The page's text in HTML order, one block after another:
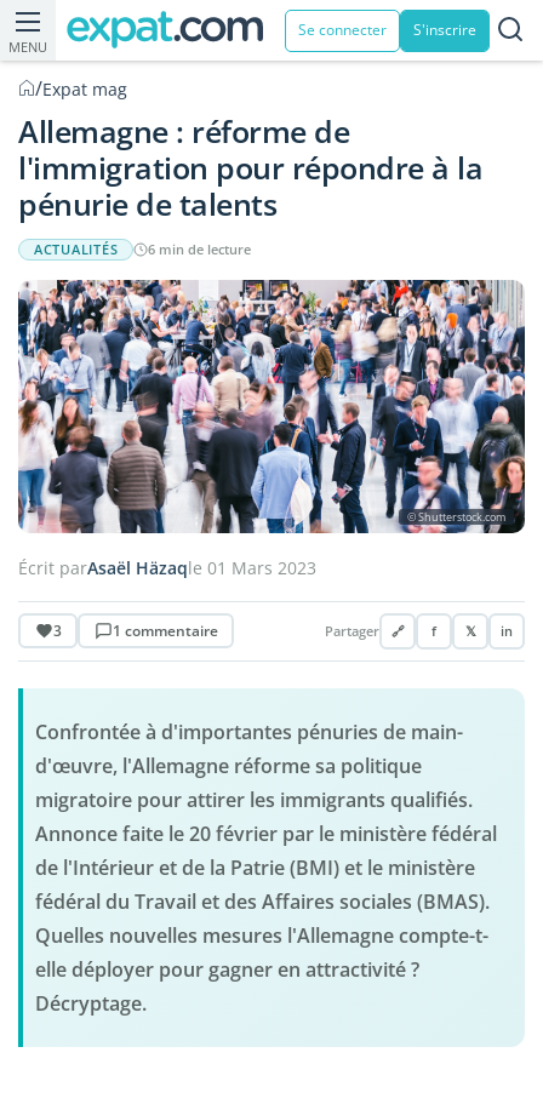
MENU
Se connecter S'inscrire
/Expat mag
Allemagne : réforme de
l'immigration pour répondre à la
pénurie de talents
ACTUALITÉS 6 min de lecture
© Shutterstock.com
Écrit parAsaël Häzaqle 01 Mars 2023
3 1 commentaire Partager 🔗 f 𝕏 in
Confrontée à d'importantes pénuries de main-
d'œuvre, l'Allemagne réforme sa politique
migratoire pour attirer les immigrants qualifiés.
Annonce faite le 20 février par le ministère fédéral
de l'Intérieur et de la Patrie (BMI) et le ministère
fédéral du Travail et des Affaires sociales (BMAS).
Quelles nouvelles mesures l'Allemagne compte-t-
elle déployer pour gagner en attractivité ?
Décryptage.